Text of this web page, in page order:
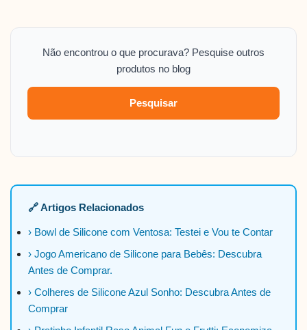
Não encontrou o que procurava? Pesquise outros
produtos no blog
Pesquisar
🔗 Artigos Relacionados
› Bowl de Silicone com Ventosa: Testei e Vou te Contar
› Jogo Americano de Silicone para Bebês: Descubra
Antes de Comprar.
› Colheres de Silicone Azul Sonho: Descubra Antes de
Comprar